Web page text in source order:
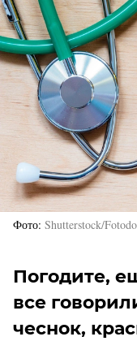
Фото Shutterstock/
Погодите,
все
чеснок,